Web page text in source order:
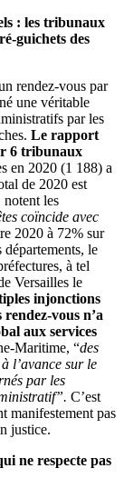
: les tribunaux
guichets des
rendez-vous par
une véritable
par les
Le rapport
6 tribunaux
en 2020 (1 188) a
de 2020 est
les
coïncide avec
2020 à 72% sur
le
à tel
Versailles le
injonctions
vous n’a
aux services
Maritime, “des
l’avance sur le
par les
C’est
manifestement pas
justice.
ne respecte pas